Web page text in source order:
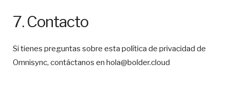
7. Contacto
Si tienes preguntas sobre esta política de privacidad de
Omnisync, contáctanos en hola@bolder.cloud